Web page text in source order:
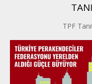
İstanbul PERDER
İpek Yolu PERDER
Kayseri PERDER
Karadeniz Perder
TPF